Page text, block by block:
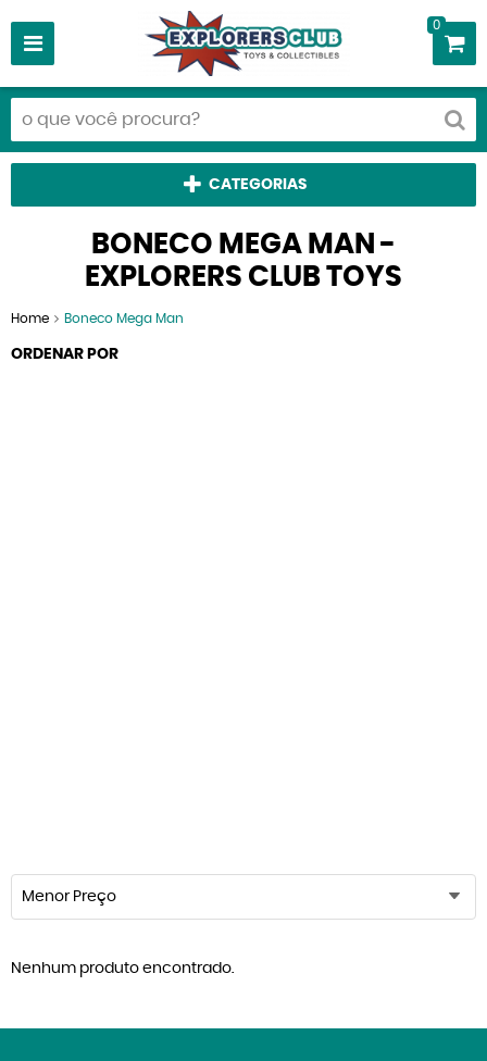
0
CATEGORIAS
BONECO MEGA MAN -
EXPLORERS CLUB TOYS
Home Boneco Mega Man
ORDENAR POR
Menor Preço
Nenhum produto encontrado.